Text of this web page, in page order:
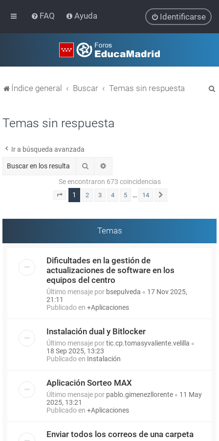
FAQ Ayuda Identificarse
Índice general Buscar Temas sin respuesta
Temas sin respuesta
Ir a búsqueda avanzada
Buscar
Se encontraron 673 coincidencias
Página 1de 14
1 2 3 4 5 … 14
Temas
Dificultades en la gestión de
actualizaciones de software en los
equipos del centro
Último mensaje por bsepulveda « 17 Nov 2025,
21:11
Publicado en +Aplicaciones
Instalación dual y Bitlocker
Último mensaje portic.cp.tomasyvaliente.velilla «
18 Sep 2025, 13:23
Publicado en Instalación
Aplicación Sorteo MAX
Último mensaje por pablo.gimenezllorente « 11 May
2025, 13:21
Publicado en +Aplicaciones
Enviar todos los correos de una carpeta